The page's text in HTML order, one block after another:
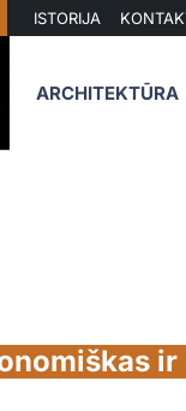
ISTORIJA
ARCHITEKTŪRA